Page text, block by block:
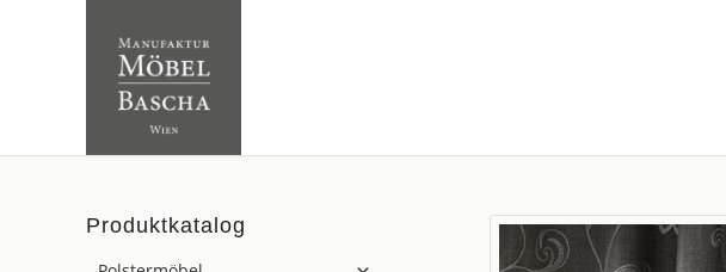
Produktkatalog